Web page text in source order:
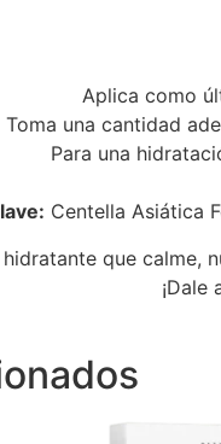
Aplica como
Toma una cantidad
Para una
Centella Asiática
que calme,